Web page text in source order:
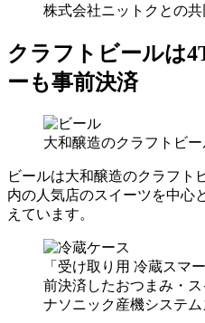
株式会社ニットクとの共
クラフトビールは
ーも事前決済
大和醸造のクラフトビー
ビールは大和醸造のクラフト
内の人気店のスイーツを中心
えています。
「受け取り用 冷蔵ス
前決済したおつまみ・
ナソニック産機システ